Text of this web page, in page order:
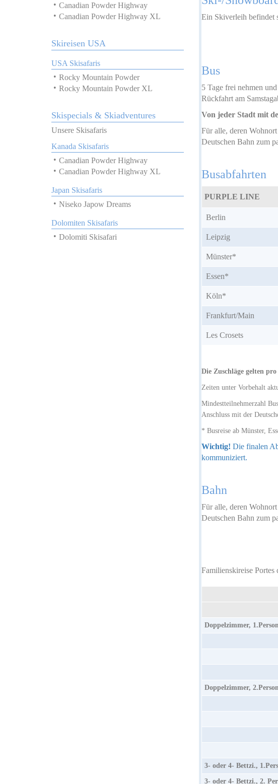
Canadian Powder Highway
Canadian Powder Highway XL
Skireisen USA
USA Skisafaris
Rocky Mountain Powder
Rocky Mountain Powder XL
Skispecials & Skiadventures
Unsere Skisafaris
Kanada Skisafaris
Canadian Powder Highway
Canadian Powder Highway XL
Japan Skisafaris
Niseko Japow Dreams
Dolomiten Skisafaris
Dolomiti Skisafari
Ein Skiverleih befindet
Bus
5 Tage frei nehmen
Rückfahrt am
Von jeder Stadt mit
Für alle, deren
Deutschen Bahn zum
Busabfahrten
PURPLE LINE
Berlin
Leipzig
Münster*
Essen*
Köln*
Frankfurt/Main
Les Crosets
Die Zuschläge gelten
Zeiten unter Vorbehalt
Mindestteilnehmerzahl
Anschluss mit der
* Busreise ab Münster,
Wichtig! Die finalen
kommuniziert.
Bahn
Für alle, deren
Deutschen Bahn zum
Familienskireise
Doppelzimmer, 1.Person
Doppelzimmer, 2.Person
3- oder 4- Bettzi.,
3- oder 4- Bettzi., 2.